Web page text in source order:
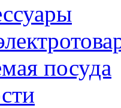
посуда